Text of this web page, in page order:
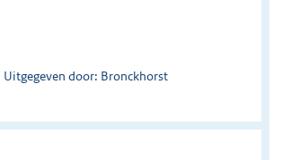
Uitgegeven door: Bronckhorst